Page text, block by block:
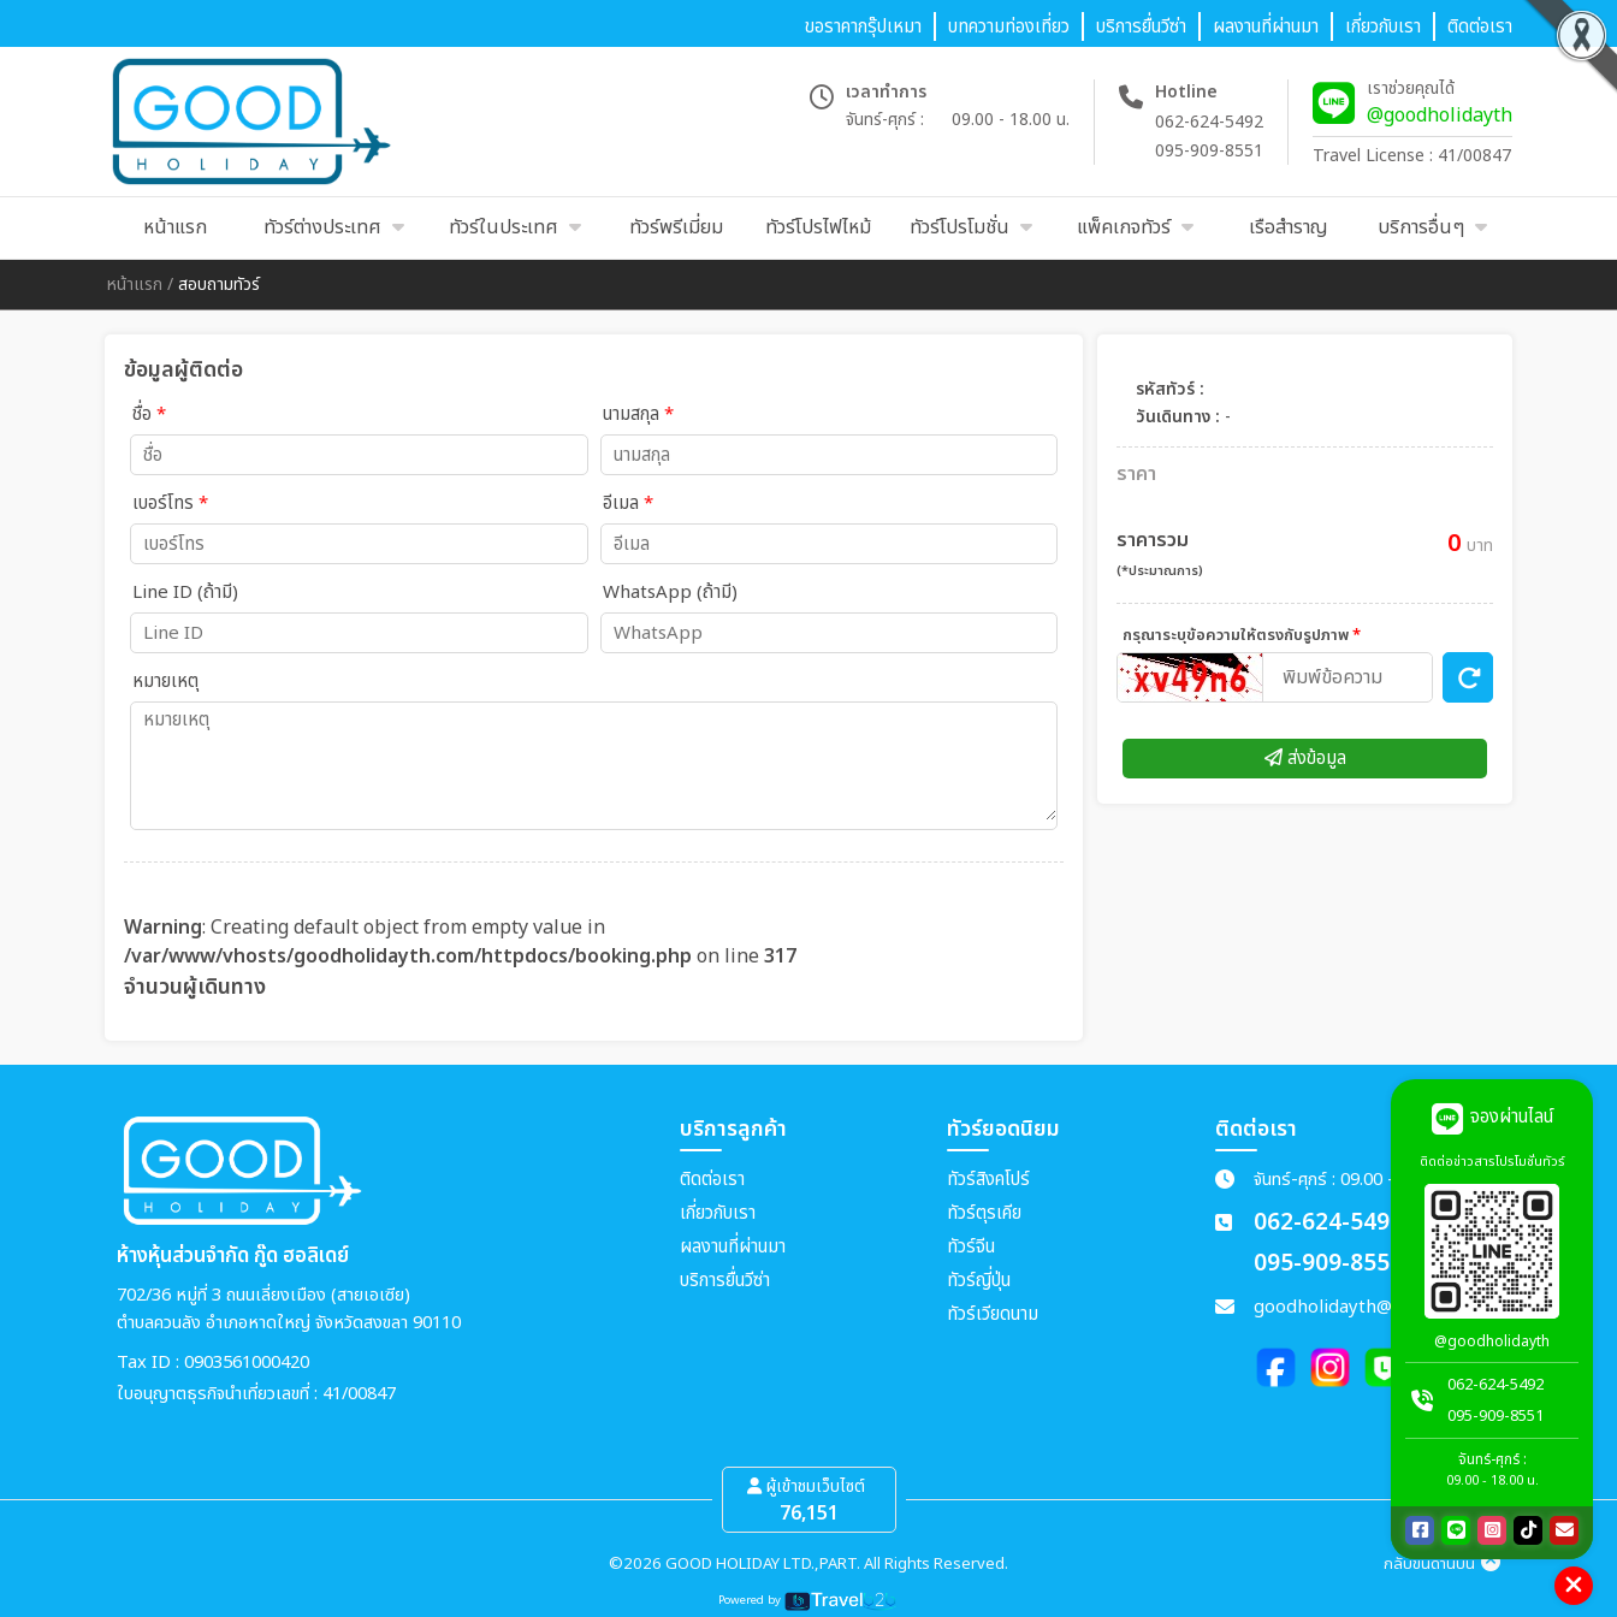
ขอราคากรุ๊ปเหมา บทความท่องเที่ยว บริการยื่นวีซ่า ผลงานที่ผ่านมา เกี่ยวกับเรา ติดต่อเรา
เวลาทำการ
จันทร์-ศุกร์ :
09.00 - 18.00 น.
Hotline
062-624-5492
095-909-8551
เราช่วยคุณได้
@goodholidayth
Travel License : 41/00847
หน้าแรก ทัวร์ต่างประเทศ ทัวร์ในประเทศ ทัวร์พรีเมี่ยม ทัวร์โปรไฟไหม้ ทัวร์โปรโมชั่น แพ็คเกจทัวร์ เรือสำราญ บริการอื่นๆ
หน้าแรก /สอบถามทัวร์
ข้อมูลผู้ติดต่อ
ชื่อ * นามสกุล *
เบอร์โทร * อีเมล *
Line ID (ถ้ามี) WhatsApp (ถ้ามี)
หมายเหตุ
Warning: Creating default object from empty value in
/var/www/vhosts/goodholidayth.com/httpdocs/booking.php on line 317
จำนวนผู้เดินทาง
รหัสทัวร์ :
วันเดินทาง : -
ราคา
ราคารวม
(*ประมาณการ)
0 บาท
กรุณาระบุข้อความให้ตรงกับรูปภาพ*
ส่งข้อมูล
ห้างหุ้นส่วนจำกัด กู๊ด ฮอลิเดย์
702/36 หมู่ที่ 3 ถนนเลี่ยงเมือง (สายเอเซีย)
ตำบลควนลัง อำเภอหาดใหญ่ จังหวัดสงขลา 90110
Tax ID : 0903561000420
ใบอนุญาตธุรกิจนำเที่ยวเลขที่ : 41/00847
บริการลูกค้า
ติดต่อเรา
เกี่ยวกับเรา
ผลงานที่ผ่านมา
บริการยื่นวีซ่า
ทัวร์ยอดนิยม
ทัวร์สิงคโปร์
ทัวร์ตุรเคีย
ทัวร์จีน
ทัวร์ญี่ปุ่น
ทัวร์เวียดนาม
ติดต่อเรา
จันทร์-ศุกร์ : 09.00 - 18.00 น.
062-624-5492
095-909-8551
goodholidayth@gmail.com
ผู้เข้าชมเว็บไซต์
76,151
©2026 GOOD HOLIDAY LTD.,PART. All Rights Reserved. กลับขึ้นด้านบน
Powered by
จองผ่านไลน์
ติดต่อข่าวสารโปรโมชั่นทัวร์
@goodholidayth
062-624-5492
095-909-8551
จันทร์-ศุกร์ :
09.00 - 18.00 น.